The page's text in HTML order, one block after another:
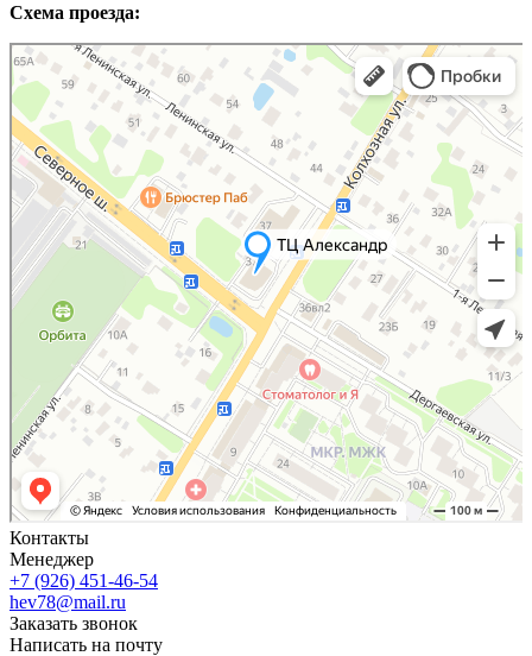
Схема проезда:
Яндекс Карты
Яндекс Карты — транспорт, навигация, поиск мест
Контакты
Менеджер
+7 (926) 451-46-54
hev78@mail.ru
Заказать звонок
Написать на почту